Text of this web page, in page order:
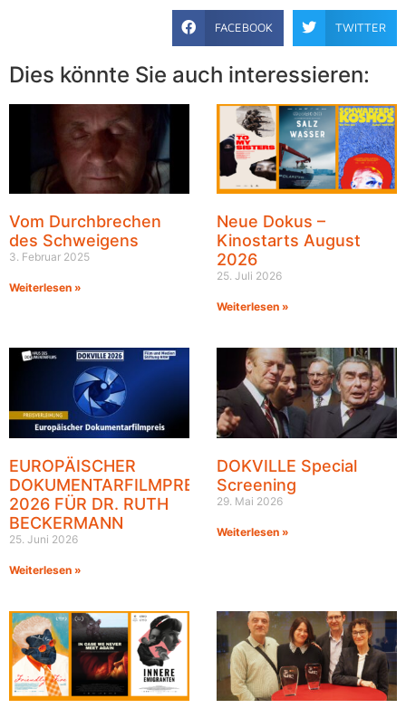
FACEBOOK TWITTER
Dies könnte Sie auch interessieren:
Vom Durchbrechen
des Schweigens
3. Februar 2025
Weiterlesen »
Neue Dokus –
Kinostarts August
2026
25. Juli 2026
Weiterlesen »
EUROPÄISCHER
DOKUMENTARFILMPREIS
2026 FÜR DR. RUTH
BECKERMANN
25. Juni 2026
Weiterlesen »
DOKVILLE Special
Screening
29. Mai 2026
Weiterlesen »